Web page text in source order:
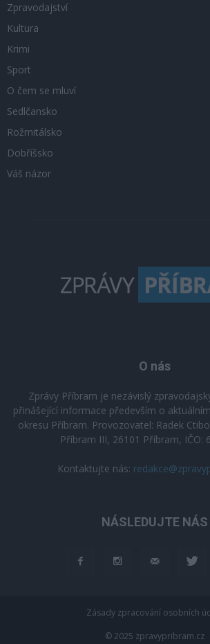
Zpravodajství
Kultura
Krimi
Sport
O čem se mluví
Sedlčansko
Rožmitálsko
Dobříšsko
Váš názor
O nás
Zprávy Příbram je nezávislý
přinášející informace především o
okresu Příbram. Provozovatel: Radek
Příbram III, 26101 Příbram, IČO:
Kontaktujte nás:
NÁSLEDUJTE NÁS
Zásady zpracování osobních
© 2025 zpravypribram.cz